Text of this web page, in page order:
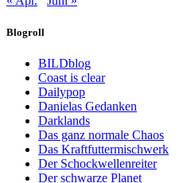
Blogroll
BILDblog
Coast is clear
Dailypop
Danielas Gedanken
Darklands
Das ganz normale Chaos
Das Kraftfuttermischwerk
Der Schockwellenreiter
Der schwarze Planet